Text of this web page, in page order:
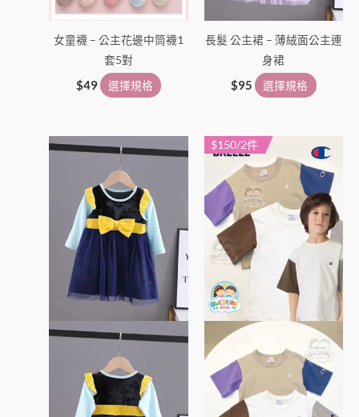
女童襪 – 公主花邊中筒襪1
套5對
$49 選擇規格
長髮 公主裙 – 薄絨面公主連
身裙
$95 選擇規格
種
式。
可
在
產
$150/2件
此
產
有
多
種
款
式。
在
產
品
頁
面